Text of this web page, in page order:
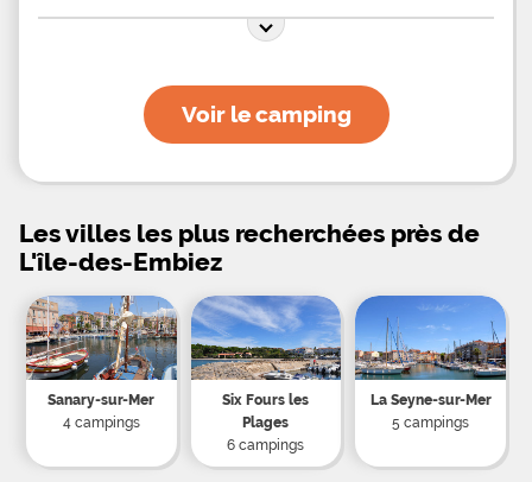
et camping-cars. Un camping 3* s des plages du
Var Depuis votre camping La Pinde 3* vous allez
plages naturistes, accessibles . Sur place, vous
pourrez organiser une partie de ptanque entre
voisins, jouer avec vos enfants sur l'aire de jeux ou
encore prendre une glace au snack. Pour passer
plages vous propose des emplacements nus
camping-car. Les emplacements sont dtation
naturelle du camping. Vous pourrez disposer sur
votre parcelle d'un raccordement 3 A et trouverez
des fontaines eau ainsi que des points de vidange
des eaux uses. Vos animaux de compagnie sont
accepts sur le camping. de vous allez pouvoir
pratiquer toutes les activits dont vous r: golf, VTT,
randonnquestres ou encore la plonge sous marine
dans la splendide Archipel
Voir le camping
Les villes les plus recherchées près de
L'île-des-Embiez
Sanary-sur-Mer
4 campings
Six Fours les
Plages
6 campings
La Seyne-sur-Mer
5 campings